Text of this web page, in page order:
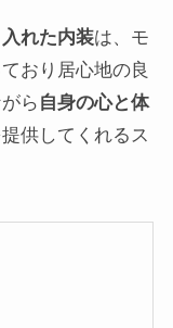
入れた内装は、モ
おり居心地の良
ら 自身の心と体
供してくれるス